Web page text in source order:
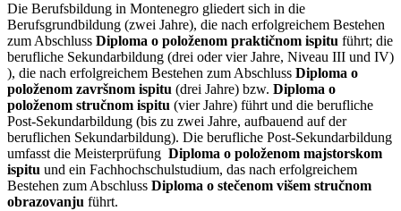
Die Berufsbildung in Montenegro gliedert sich in die
Berufsgrundbildung (zwei Jahre), die nach erfolgreichem Bestehen
zum Abschluss Diploma o položenom praktičnom ispitu führt; die
berufliche Sekundarbildung (drei oder vier Jahre, Niveau III und IV)
), die nach erfolgreichem Bestehen zum Abschluss Diploma o
položenom završnom ispitu (drei Jahre) bzw. Diploma o
položenom stručnom ispitu (vier Jahre) führt und die berufliche
Post-Sekundarbildung (bis zu zwei Jahre, aufbauend auf der
beruflichen Sekundarbildung). Die berufliche Post-Sekundarbildung
umfasst die Meisterprüfung Diploma o položenom majstorskom
ispitu und ein Fachhochschulstudium, das nach erfolgreichem
Bestehen zum Abschluss Diploma o stečenom višem stručnom
obrazovanju führt.